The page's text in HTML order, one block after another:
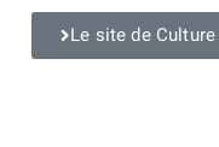
Le site de